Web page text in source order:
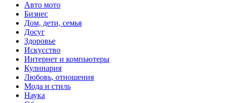
Авто мото
Бизнес
Дом, дети, семья
Досуг
Здоровье
Искусство
Интернет и компьютеры
Кулинария
Любовь, отношения
Мода и стиль
Наука